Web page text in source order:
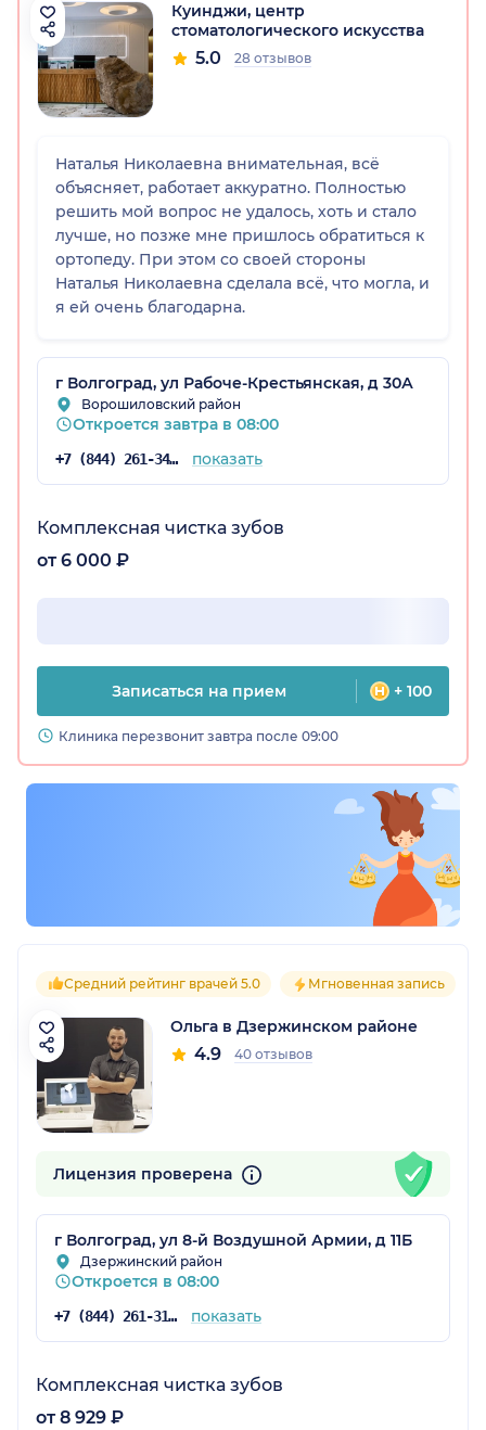
обл.)
Куинджи, центр
стоматологического искусства
5.0 28 отзывов
Наталья Николаевна внимательная, всё
объясняет, работает аккуратно. Полностью
решить мой вопрос не удалось, хоть и стало
лучше, но позже мне пришлось обратиться к
ортопеду. При этом со своей стороны
Наталья Николаевна сделала всё, что могла, и
я ей очень благодарна.
г Волгоград, ул Рабоче-Крестьянская, д 30А
Ворошиловский район
Откроется завтра в 08:00
+7 (844) 261-34-28 показать
Комплексная чистка зубов
от 6 000 ₽
Записаться на прием + 100
Клиника перезвонит завтра после 09:00
Средний рейтинг врачей 5.0 Мгновенная запись
Ольга в Дзержинском районе
4.9 40 отзывов
Лицензия проверена
г Волгоград, ул 8-й Воздушной Армии, д 11Б
Дзержинский район
Откроется в 08:00
+7 (844) 261-31-28 показать
Комплексная чистка зубов
от 8 929 ₽